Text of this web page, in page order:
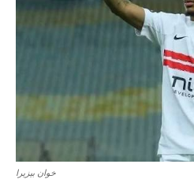
خوان بيزيرا